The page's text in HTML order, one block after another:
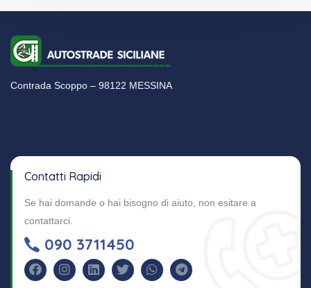
Contrada Scoppo – 98122 MESSINA
Contatti Rapidi
Se hai domande o hai bisogno di aiuto, non esitare a
contattarci.
090 3711450